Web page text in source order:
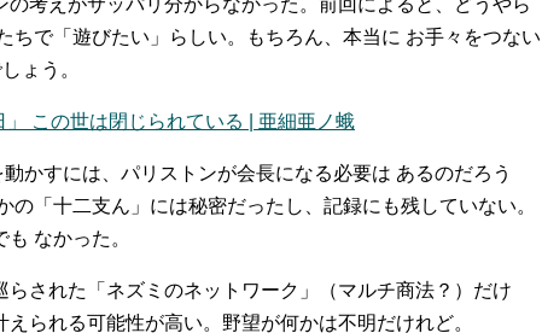
考えがサッパリ分からなかった。前回によると、どうやら
ちで「遊びたい」らしい。もちろん、本当に お手々をつない
ょう。
この世は閉じられている | 亜細亜ノ蛾
かすには、パリストンが会長になる必要は あるのだろう
の「十二支ん」には秘密だったし、記録にも残していない。
なかった。
らされた「ネズミのネットワーク」（マルチ商法？）だけ
られる可能性が高い。野望が何かは不明だけれど。